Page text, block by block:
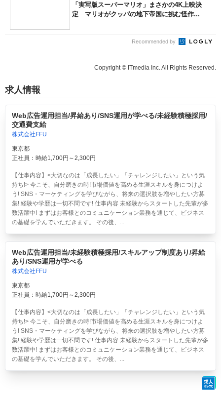
「実写版スーパーマリオ」まさかの4K上映決
定 マリオがクッパの地下帝国に挑む怪作...
Recommended by
Copyright © ITmedia Inc. All Rights Reserved.
求人情報
Web広告運用担当/昇給あり/SNS運用が学べる/未経験積極採用/
交通費支給
株式会社FFU
東京都
正社員：時給1,700円～2,300円
【仕事内容】<大切なのは「成長したい」「チャレンジしたい」という気
持ち!> 今こそ、自分磨きの時!市場価値を高める生涯スキルを身につけよ
う! SNS・マーケティングを学びながら、将来の選択肢を増やしたい方募
集! 経験や学歴は一切不問です! 仕事内容 未経験からスタートした先輩が多
数活躍中! まずはお客様とのコミュニケーション業務を通じて、ビジネス
の基礎を学んでいただきます。 その後、...
Web広告運用担当/未経験積極採用/スキルアップ制度あり/昇給
あり/SNS運用が学べる
株式会社FFU
東京都
正社員：時給1,700円～2,300円
【仕事内容】<大切なのは「成長したい」「チャレンジしたい」という気
持ち!> 今こそ、自分磨きの時!市場価値を高める生涯スキルを身につけよ
う! SNS・マーケティングを学びながら、将来の選択肢を増やしたい方募
集! 経験や学歴は一切不問です! 仕事内容 未経験からスタートした先輩が多
数活躍中! まずはお客様とのコミュニケーション業務を通じて、ビジネス
の基礎を学んでいただきます。 その後、...